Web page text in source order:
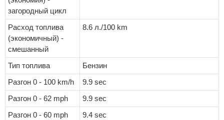
загородный цикл
Расход топлива
(экономичный) -
смешанный
8.6 л./100 km
Тип топлива
Бензин
Разгон 0 - 100 km/h
9.9 sec
Разгон 0 - 62 mph
9.9 sec
Разгон 0 - 60 mph
9.4 sec